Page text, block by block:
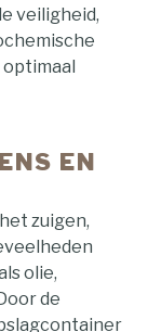
veiligheid,
EN
zuigen,
olie,
de